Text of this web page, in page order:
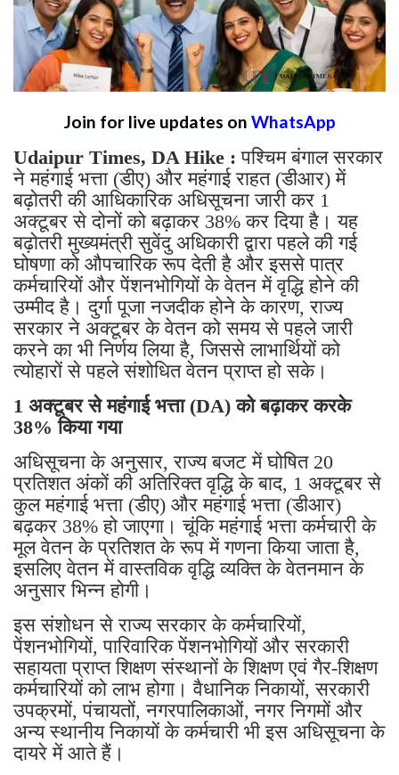
Join for live updates on WhatsApp
Udaipur Times, DA Hike : पश्चिम बंगाल सरकार
ने महंगाई भत्ता (डीए) और महंगाई राहत (डीआर) में
बढ़ोतरी की आधिकारिक अधिसूचना जारी कर 1
अक्टूबर से दोनों को बढ़ाकर 38% कर दिया है। यह
बढ़ोतरी मुख्यमंत्री सुवेंदु अधिकारी द्वारा पहले की गई
घोषणा को औपचारिक रूप देती है और इससे पात्र
कर्मचारियों और पेंशनभोगियों के वेतन में वृद्धि होने की
उम्मीद है। दुर्गा पूजा नजदीक होने के कारण, राज्य
सरकार ने अक्टूबर के वेतन को समय से पहले जारी
करने का भी निर्णय लिया है, जिससे लाभार्थियों को
त्योहारों से पहले संशोधित वेतन प्राप्त हो सके।
1 अक्टूबर से महंगाई भत्ता (DA) को बढ़ाकर करके
38% किया गया
अधिसूचना के अनुसार, राज्य बजट में घोषित 20
प्रतिशत अंकों की अतिरिक्त वृद्धि के बाद, 1 अक्टूबर से
कुल महंगाई भत्ता (डीए) और महंगाई भत्ता (डीआर)
बढ़कर 38% हो जाएगा। चूंकि महंगाई भत्ता कर्मचारी के
मूल वेतन के प्रतिशत के रूप में गणना किया जाता है,
इसलिए वेतन में वास्तविक वृद्धि व्यक्ति के वेतनमान के
अनुसार भिन्न होगी।
इस संशोधन से राज्य सरकार के कर्मचारियों,
पेंशनभोगियों, पारिवारिक पेंशनभोगियों और सरकारी
सहायता प्राप्त शिक्षण संस्थानों के शिक्षण एवं गैर-शिक्षण
कर्मचारियों को लाभ होगा। वैधानिक निकायों, सरकारी
उपक्रमों, पंचायतों, नगरपालिकाओं, नगर निगमों और
अन्य स्थानीय निकायों के कर्मचारी भी इस अधिसूचना के
दायरे में आते हैं।